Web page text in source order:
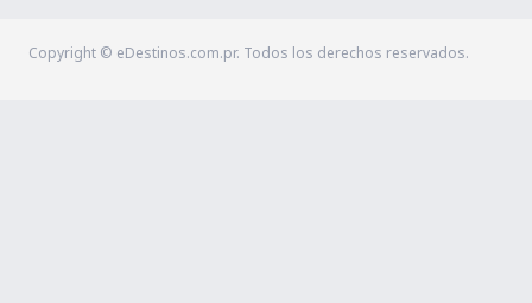
Copyright © eDestinos.com.pr. Todos los derechos reservados.